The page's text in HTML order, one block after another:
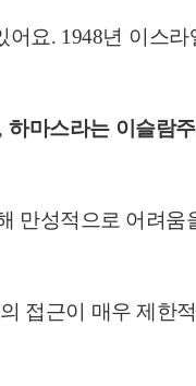
요. 1948년 이스
하마스라는 이슬람
만성적으로 어려움
접근이 매우 제한